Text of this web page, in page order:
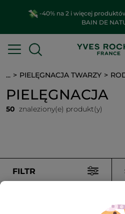
-40% na 2 i więcej
BAIN DE
... PIELĘGNACJA TWARZY
PIELĘGNACJA
50 znaleziony(e) produkt(y)
FILTR